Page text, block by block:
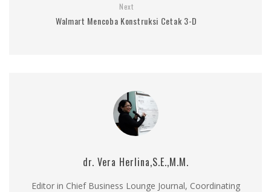
Next
Walmart Mencoba Konstruksi Cetak 3-D
dr. Vera Herlina,S.E.,M.M.
Editor in Chief Business Lounge Journal, Coordinating